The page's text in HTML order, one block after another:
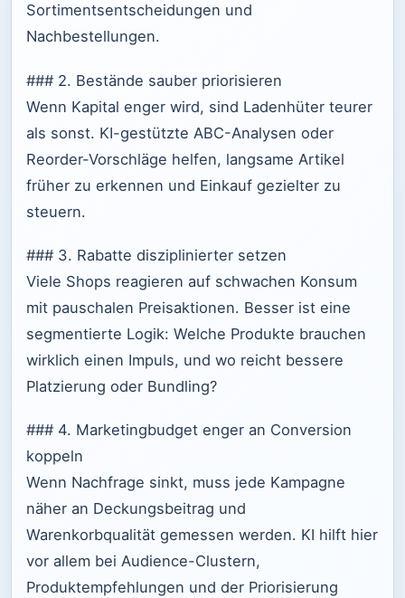
Sortimentsentscheidungen und
Nachbestellungen.
### 2. Bestände sauber priorisieren
Wenn Kapital enger wird, sind Ladenhüter teurer
als sonst. KI-gestützte ABC-Analysen oder
Reorder-Vorschläge helfen, langsame Artikel
früher zu erkennen und Einkauf gezielter zu
steuern.
### 3. Rabatte disziplinierter setzen
Viele Shops reagieren auf schwachen Konsum
mit pauschalen Preisaktionen. Besser ist eine
segmentierte Logik: Welche Produkte brauchen
wirklich einen Impuls, und wo reicht bessere
Platzierung oder Bundling?
### 4. Marketingbudget enger an Conversion
koppeln
Wenn Nachfrage sinkt, muss jede Kampagne
näher an Deckungsbeitrag und
Warenkorbqualität gemessen werden. KI hilft hier
vor allem bei Audience-Clustern,
Produktempfehlungen und der Priorisierung